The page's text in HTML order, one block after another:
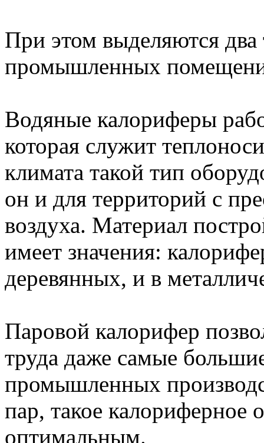
При этом выделяются
промышленных
Водяные калориферы
которая служит
климата такой тип
он и для территорий с
воздуха. Материал
имеет значения:
деревянных, и в
Паровой калорифер
труда даже самые
промышленных
пар, такое калориферное
оптимальным.